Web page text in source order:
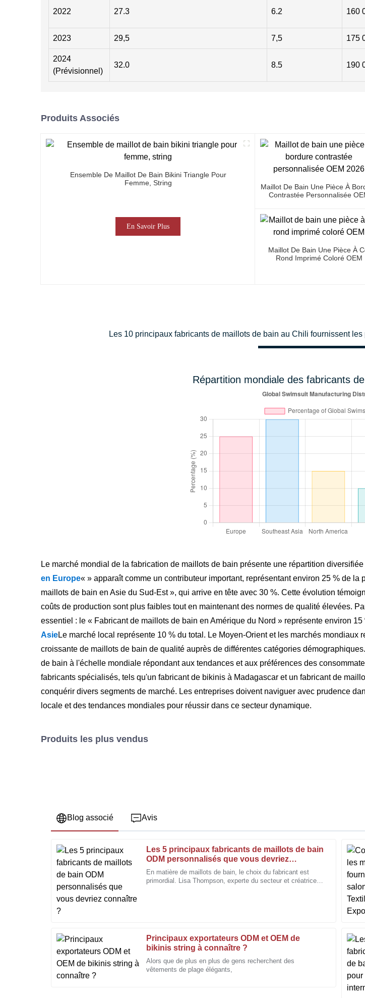
2022 27.3 6.2 160
2023 29,5 7,5 175
2024
(Prévisionnel)
32.0 8.5 190
Produits Associés
Ensemble De Maillot De Bain Bikini Triangle Pour
Femme, String
En Savoir Plus
Maillot De Bain Une Pièce À
Contrastée Personnalisée
Maillot De Bain Une Pièce À
Rond Imprimé Coloré OEM
Les 10 principaux fabricants de maillots de bain au Chili fournissent
Répartition mondiale des fabricants
Le marché mondial de la fabrication de maillots de bain présente une répartition
en Europe« » apparaît comme un contributeur important, représentant environ 25 % de
maillots de bain en Asie du Sud-Est », qui arrive en tête avec 30 %. Cette évolution
coûts de production sont plus faibles tout en maintenant des normes de qualité élevées.
essentiel : le « Fabricant de maillots de bain en Amérique du Nord » représente environ
AsieLe marché local représente 10 % du total. Le Moyen-Orient et les marchés
croissante de maillots de bain de qualité auprès de différentes catégories
de bain à l'échelle mondiale répondant aux tendances et aux préférences des
fabricants spécialisés, tels qu'un fabricant de bikinis à Madagascar et un fabricant de
conquérir divers segments de marché. Les entreprises doivent naviguer avec prudence
locale et des tendances mondiales pour réussir dans ce secteur dynamique.
Produits les plus vendus
Blog associé Avis
Les 5 principaux fabricants de maillots de bain
ODM personnalisés que vous devriez
connaître ?
En matière de maillots de bain, le choix du fabricant est
primordial. Lisa Thompson, experte du secteur et créatrice
Principaux exportateurs ODM et OEM de
bikinis string à connaître ?
Alors que de plus en plus de gens recherchent des
vêtements de plage élégants,
S
Sarah
Davis
Le produit est fiable et de bonne facture. J'ai été impressionné par le
professionnalisme du service après-vente.
10
J
22
J
Joseph
Young
L'excellente qualité et une équipe compétente ont fait toute la différence dans mon
V
Je